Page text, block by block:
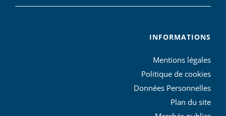
INFORMATIONS
Mentions légales
Politique de cookies
Données Personnelles
Plan du site